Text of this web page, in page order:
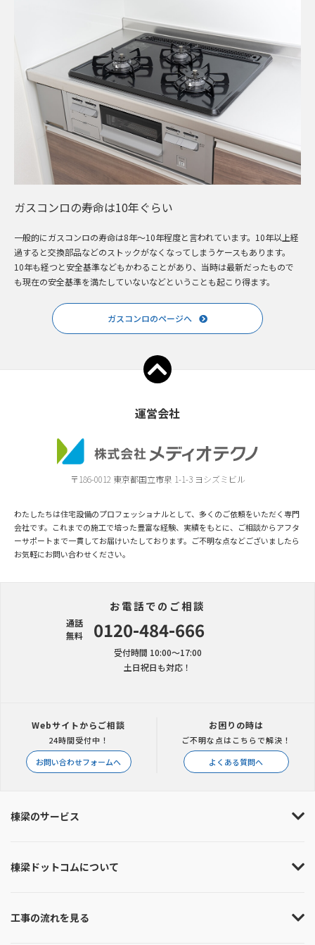
ガスコンロの寿命は10年ぐらい
一般的にガスコンロの寿命は8年～10年程度と言われています。10年以上経
過すると交換部品などのストックがなくなってしまうケースもあります。
10年も経つと安全基準などもかわることがあり、当時は最新だったもので
も現在の安全基準を満たしていないなどということも起こり得ます。
ガスコンロのページへ
運営会社
〒186-0012 東京都国立市泉 1-1-3 ヨシズミビル
わたしたちは住宅設備のプロフェッショナルとして、多くのご依頼をいただく専門
会社です。これまでの施工で培った豊富な経験、実績をもとに、ご相談からアフタ
ーサポートまで一貫してお届けいたしております。ご不明な点などございましたら
お気軽にお問い合わせください。
お電話でのご相談
通話
無料
0120-484-666
受付時間 10:00〜17:00
土日祝日も対応！
Webサイトからご相談
24時間受付中！
お問い合わせフォームへ
お困りの時は
ご不明な点はこちらで解決！
よくある質問へ
棟梁のサービス
棟梁ドットコムについて
工事の流れを見る